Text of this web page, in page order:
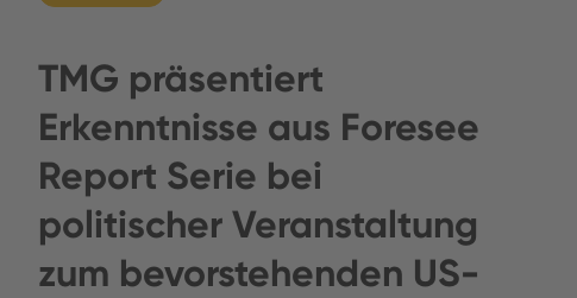
TMG präsentiert
Erkenntnisse aus Foresee
Report Serie bei
politischer Veranstaltung
zum bevorstehenden US-